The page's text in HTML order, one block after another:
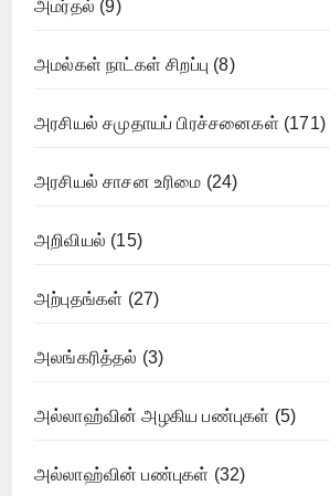
அமர்தல் (9)
அமல்கள் நாட்கள் சிறப்பு (8)
அரசியல் சமுதாயப் பிரச்சனைகள் (171)
அரசியல் சாசன உரிமை (24)
அறிவியல் (15)
அற்புதங்கள் (27)
அலங்கரித்தல் (3)
அல்லாஹ்வின் அழகிய பண்புகள் (5)
அல்லாஹ்வின் பண்புகள் (32)